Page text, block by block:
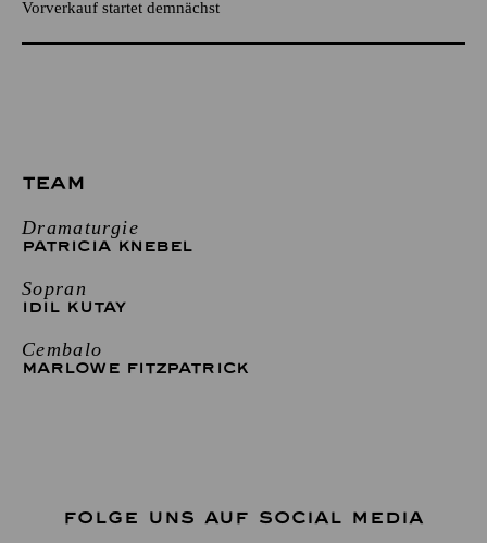
Vorverkauf startet demnächst
TEAM
Dramaturgie
PATRICIA KNEBEL
Sopran
IDIL KUTAY
Cembalo
MARLOWE FITZPATRICK
FOLGE UNS AUF SOCIAL MEDIA